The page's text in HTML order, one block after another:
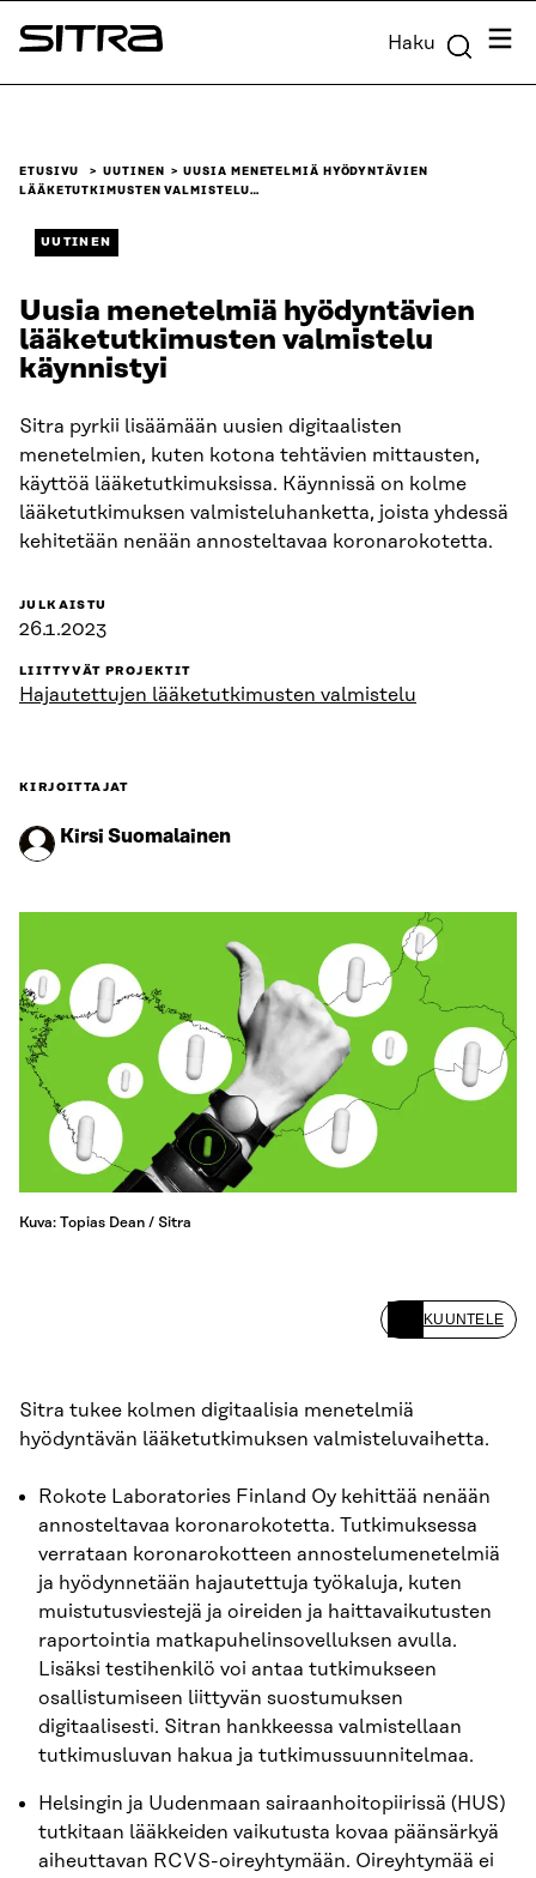
Siirry
suoraan
Sitra Haku
ETUSIVU UUTINEN
UUSIA MENETELMIÄ HYÖDYNTÄVIEN
LÄÄKETUTKIMUSTEN VALMISTELU…
UUTINEN
Uusia menetelmiä hyödyntävien
lääketutkimusten valmistelu
käynnistyi
Sitra pyrkii lisäämään uusien digitaalisten
menetelmien, kuten kotona tehtävien mittausten,
käyttöä lääketutkimuksissa. Käynnissä on kolme
lääketutkimuksen valmisteluhanketta, joista yhdessä
kehitetään nenään annosteltavaa koronarokotetta.
JULKAISTU
26.1.2023
LIITTYVÄT PROJEKTIT
Hajautettujen lääketutkimusten valmistelu
KIRJOITTAJAT
Kirsi Suomalainen
Kuva: Topias Dean / Sitra
KUUNTELE
Sitra tukee kolmen digitaalisia menetelmiä
hyödyntävän lääketutkimuksen valmisteluvaihetta.
Rokote Laboratories Finland Oy kehittää nenään
annosteltavaa koronarokotetta. Tutkimuksessa
verrataan koronarokotteen annostelumenetelmiä
ja hyödynnetään hajautettuja työkaluja, kuten
muistutusviestejä ja oireiden ja haittavaikutusten
raportointia matkapuhelinsovelluksen avulla.
Lisäksi testihenkilö voi antaa tutkimukseen
osallistumiseen liittyvän suostumuksen
digitaalisesti. Sitran hankkeessa valmistellaan
tutkimusluvan hakua ja tutkimussuunnitelmaa.
Helsingin ja Uudenmaan sairaanhoitopiirissä (HUS)
tutkitaan lääkkeiden vaikutusta kovaa päänsärkyä
aiheuttavan RCVS-oireyhtymään. Oireyhtymää ei